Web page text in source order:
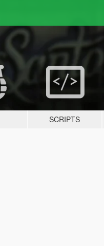
SCRIPTS